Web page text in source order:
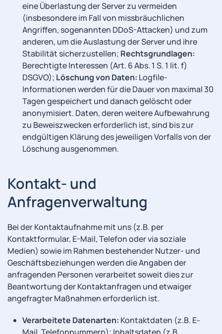
eine Überlastung der Server zu vermeiden
(insbesondere im Fall von missbräuchlichen
Angriffen, sogenannten DDoS-Attacken) und zum
anderen, um die Auslastung der Server und ihre
Stabilität sicherzustellen; Rechtsgrundlagen:
Berechtigte Interessen (Art. 6 Abs. 1 S. 1 lit. f)
DSGVO); Löschung von Daten: Logfile-
Informationen werden für die Dauer von maximal 30
Tagen gespeichert und danach gelöscht oder
anonymisiert. Daten, deren weitere Aufbewahrung
zu Beweiszwecken erforderlich ist, sind bis zur
endgültigen Klärung des jeweiligen Vorfalls von der
Löschung ausgenommen.
Kontakt- und
Anfragenverwaltung
Bei der Kontaktaufnahme mit uns (z.B. per
Kontaktformular, E-Mail, Telefon oder via soziale
Medien) sowie im Rahmen bestehender Nutzer- und
Geschäftsbeziehungen werden die Angaben der
anfragenden Personen verarbeitet soweit dies zur
Beantwortung der Kontaktanfragen und etwaiger
angefragter Maßnahmen erforderlich ist.
Verarbeitete Datenarten: Kontaktdaten (z.B. E-